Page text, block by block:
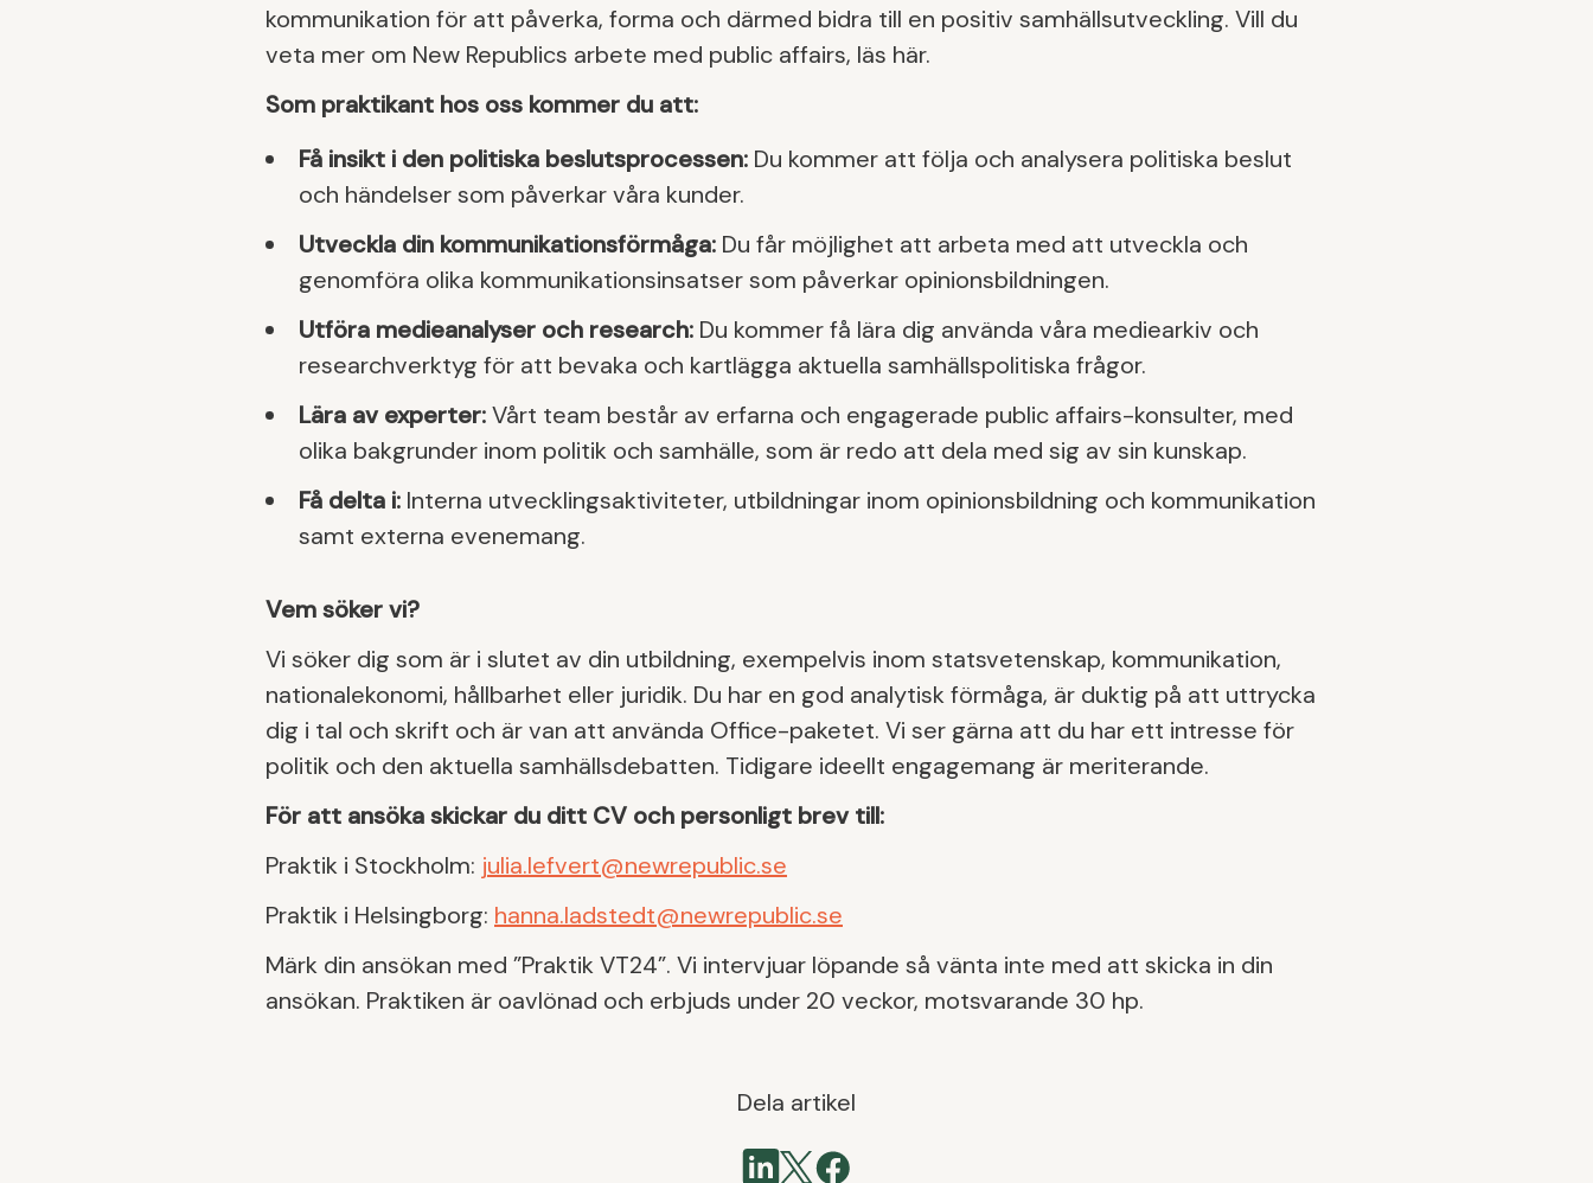
kommunikation för att påverka, forma och därmed bidra till en positiv samhällsutveckling. Vill du
veta mer om New Republics arbete med public affairs, läs här.
Som praktikant hos oss kommer du att:
Få insikt i den politiska beslutsprocessen: Du kommer att följa och analysera politiska beslut
och händelser som påverkar våra kunder.
Utveckla din kommunikationsförmåga: Du får möjlighet att arbeta med att utveckla och
genomföra olika kommunikationsinsatser som påverkar opinionsbildningen.
Utföra medieanalyser och research: Du kommer få lära dig använda våra mediearkiv och
researchverktyg för att bevaka och kartlägga aktuella samhällspolitiska frågor.
Lära av experter:Vårt team består av erfarna och engagerade public affairs-konsulter, med
olika bakgrunder inom politik och samhälle, som är redo att dela med sig av sin kunskap.
Få delta i: Interna utvecklingsaktiviteter, utbildningar inom opinionsbildning och kommunikation
samt externa evenemang.
Vem söker vi?
Vi söker dig som är i slutet av din utbildning, exempelvis inom statsvetenskap, kommunikation,
nationalekonomi, hållbarhet eller juridik. Du har en god analytisk förmåga, är duktig på att uttrycka
dig i tal och skrift och är van att använda Office-paketet. Vi ser gärna att du har ett intresse för
politik och den aktuella samhällsdebatten. Tidigare ideellt engagemang är meriterande.
För att ansöka skickar du ditt CV och personligt brev till:
Praktik i Stockholm: julia.lefvert@newrepublic.se
Praktik i Helsingborg: hanna.ladstedt@newrepublic.se
Märk din ansökan med ”Praktik VT24”. Vi intervjuar löpande så vänta inte med att skicka in din
ansökan. Praktiken är oavlönad och erbjuds under 20 veckor, motsvarande 30 hp.
Dela artikel